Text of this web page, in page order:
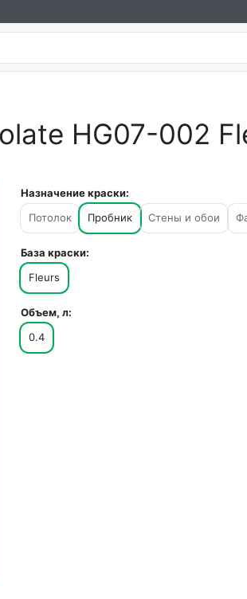
HG07-002
Назначение краски:
Потолок
Пробник Стены и обои
База краски:
Fleurs
Объем, л:
0.4